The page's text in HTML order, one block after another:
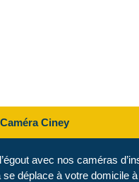
Ciney
avec nos caméras
déplace à votre domicile